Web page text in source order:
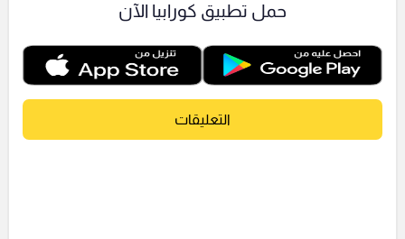
حمل تطبيق كورابيا الآن
التعليقات